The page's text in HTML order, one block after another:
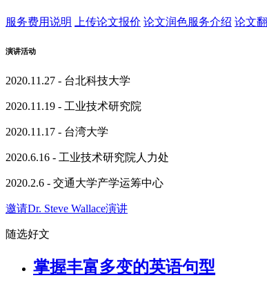
服务费用说明 上传论文报价 论文润色服务介绍 论文
演讲活动
2020.11.27 - 台北科技大学
2020.11.19 - 工业技术研究院
2020.11.17 - 台湾大学
2020.6.16 - 工业技术研究院人力处
2020.2.6 - 交通大学产学运筹中心
邀请Dr. Steve Wallace演讲
随选好文
掌握丰富多变的英语句型